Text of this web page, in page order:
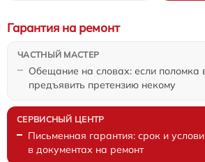
Обещание на словах: если поломка
предъявить претензию некому
Гарантия на ремонт
Письменная гарантия: срок и
в документах на ремонт